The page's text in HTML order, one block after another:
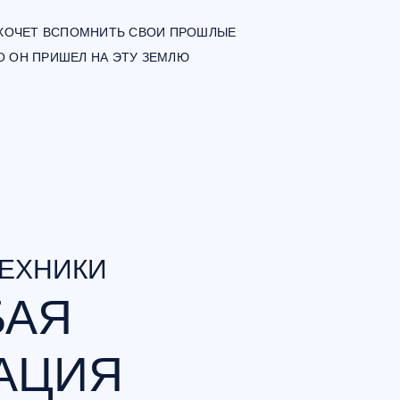
ВСПОМНИТЬ СВОИ ПРОШЛЫЕ
ОН ПРИШЕЛ НА ЭТУ ЗЕМЛЮ